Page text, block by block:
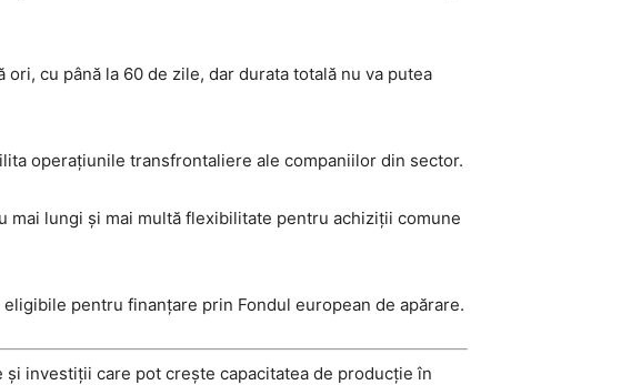
cu până la 60 de zile, dar durata totală nu va putea
operațiunile transfrontaliere ale companiilor din sector.
lungi și mai multă flexibilitate pentru achiziții comune
pentru finanțare prin Fondul european de apărare.
investiții care pot crește capacitatea de producție în